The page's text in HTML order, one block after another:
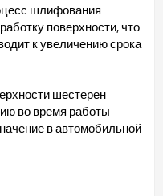
шлифования
поверхности, что
к увеличению срока
шестерен
во время работы
в автомобильной